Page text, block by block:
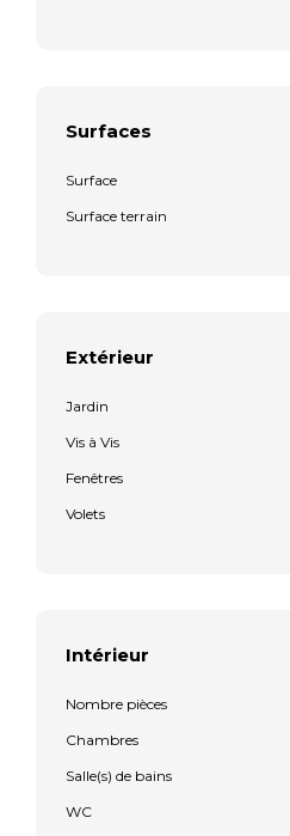
Surfaces
Surface
Surface terrain
Extérieur
Jardin
Vis à Vis
Fenêtres
Volets
Intérieur
Nombre pièces
Chambres
Salle(s) de bains
WC